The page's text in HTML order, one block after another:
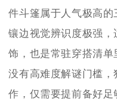
件斗篷属于人气极高
镶边视觉辨识度极强
饰，也是常驻穿搭清
没有高难度解谜门槛
作，仅需要提前备好足